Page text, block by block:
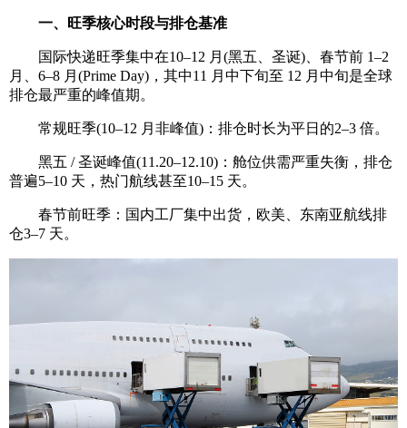
一、旺季核心时段与排仓基准
国际快递旺季集中在10–12 月(黑五、圣诞)、春节前 1–2
月、6–8 月(Prime Day)，其中11 月中下旬至 12 月中旬是全球
排仓最严重的峰值期。
常规旺季(10–12 月非峰值)：排仓时长为平日的2–3 倍。
黑五 / 圣诞峰值(11.20–12.10)：舱位供需严重失衡，排仓
普遍5–10 天，热门航线甚至10–15 天。
春节前旺季：国内工厂集中出货，欧美、东南亚航线排
仓3–7 天。